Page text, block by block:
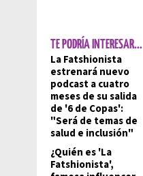
TE PODRÍA INTERESAR...
La Fatshionista
estrenará nuevo
podcast a cuatro
meses de su salida
de '6 de Copas':
"Será de temas de
salud e inclusión"
¿Quién es 'La
Fatshionista',